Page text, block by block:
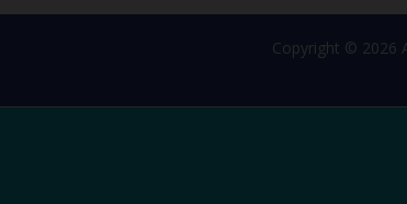
Copyright © 2026